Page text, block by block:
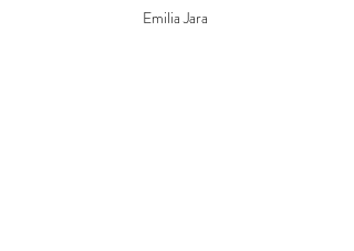
Emilia Jara